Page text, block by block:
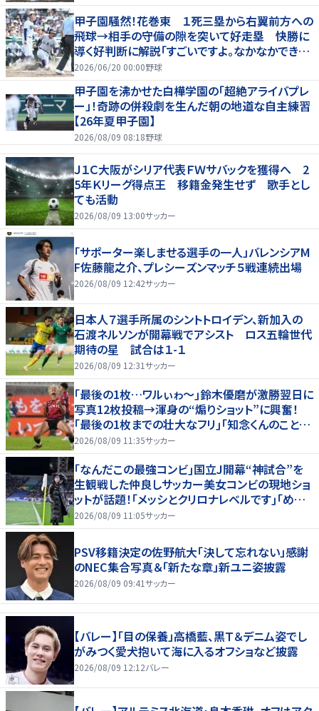
甲子園騒然！花巻東 １死三塁から右翼前方への
飛球→相手の守備の隙を突いて好走塁 快勝に
導く好判断に解説「すごいですよ。なかなかできな
いプレー」
2026/06/20 00:00野球
甲子園を沸かせた白樺学園の「超絶アライバプレ
ー」！奇跡の併殺劇を生んだ朝の地道な自主練習
【26年夏甲子園】
2026/08/09 08:18野球
Ｊ１Ｃ大阪がシリア代表ＦＷサバックを獲得へ 2
5年Ｋリーグ得点王 移籍金発生せず 歌手とし
ても活動
2026/08/09 13:00サッカー
「サポーター楽しませる選手の一人」バレンシアM
F佐藤龍之介、プレシーズンマッチ５戦連続出場
2026/08/09 12:42サッカー
日本人７選手所属のシントトロイデン、新加入の
石渡ネルソンが開幕戦でアシスト ロス五輪世代
期待の星 試合は１-１
2026/08/09 12:31サッカー
｢最後の1枚…ワルぃゎ〜｣鈴木優磨が激勝翌日に
写真12枚投稿→渾身の“煽りショット”に興奮！
｢最後の1枚までの壮大なフリ｣｢知念くんのことど
んだけ好きなんよｗ｣
2026/08/09 11:35サッカー
｢なんだこの最強コンビ｣国立J開幕“神試合”を
生観戦した仲良しサッカー美女コンビの現地ショ
ットが話題！｢メッシとクリロナレベルです｣｢めちゃ
くちゃ可愛い｣
2026/08/09 11:05サッカー
PSV移籍決定の佐野航大「決して忘れない」感謝
のNEC集合写真＆「新たな章」新ユニ姿披露
2026/08/09 09:41サッカー
【バレー】「目の保養」高橋藍、黒Ｔ＆デニム姿でし
がみつく愛犬抱いて海に入るオフショなど披露
2026/08/09 12:12バレー